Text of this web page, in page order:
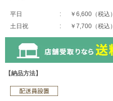
平日
￥6,600（税込）
土日祝
￥7,700（税込）
【納品方法】